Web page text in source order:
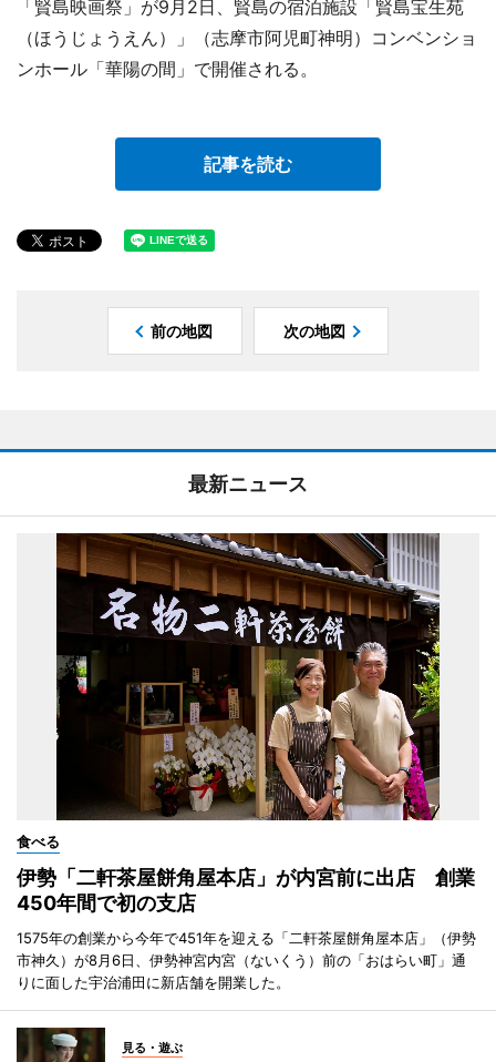
「賢島映画祭」が9月2日、賢島の宿泊施設「賢島宝生苑
（ほうじょうえん）」（志摩市阿児町神明）コンベンショ
ンホール「華陽の間」で開催される。
記事を読む
前の地図 次の地図
最新ニュース
食べる
伊勢「二軒茶屋餅角屋本店」が内宮前に出店 創業
450年間で初の支店
1575年の創業から今年で451年を迎える「二軒茶屋餅角屋本店」（伊勢
市神久）が8月6日、伊勢神宮内宮（ないくう）前の「おはらい町」通
りに面した宇治浦田に新店舗を開業した。
見る・遊ぶ